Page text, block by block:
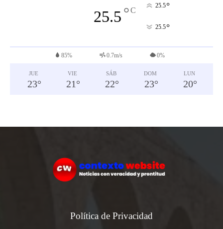
25.5°C
25.5°
25.5°
85% 0.7m/s 0%
JUE
23°
VIE
21 °
SÁB
22°
DOM
23°
LUN
20°
Política de Privacidad